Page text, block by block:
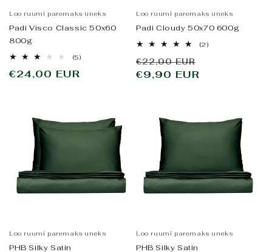
Loo ruumi paremaks uneks
Padi Visco Classic 50x60
800g
(5)5
Tavahind
€24,00 EUR
Loo ruumi paremaks uneks
Padi Cloudy 50x70 600g
(2)2
Tavahind
€22,00 EUR
€9,90 EUR
Loo ruumi paremaks uneks
PHB Silky Satin
Loo ruumi paremaks uneks
PHB Silky Satin